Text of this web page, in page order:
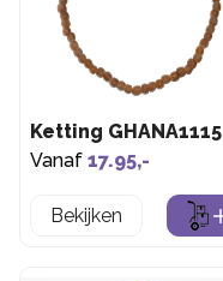
Ketting GHANA1115
Vanaf 17.95,-
Bekijken